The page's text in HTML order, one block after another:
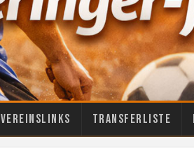
Vereinslinks Transferliste